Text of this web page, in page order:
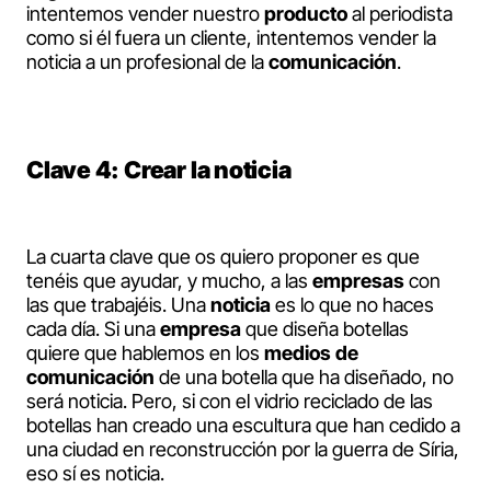
intentemos vender nuestroproductoal periodista
como si él fuera un cliente, intentemos vender la
noticia a un profesional de lacomunicación.
Clave 4: Crear la noticia
La cuarta clave que os quiero proponer es que
tenéis que ayudar, y mucho, a las empresascon
las que trabajéis. Unanoticiaes lo que no haces
cada día. Si unaempresaque diseña botellas
quiere que hablemos en los medios de
comunicación de una botella que ha diseñado, no
será noticia. Pero, si con el vidrio reciclado de las
botellas han creado una escultura que han cedido a
una ciudad en reconstrucción por la guerra de Síria,
eso sí es noticia.